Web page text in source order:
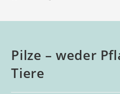
Pilze – weder
Tiere